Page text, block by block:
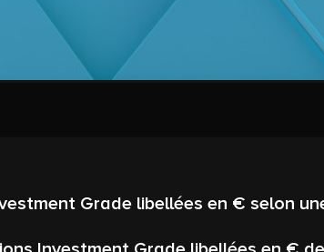
Grade libellées en € selon